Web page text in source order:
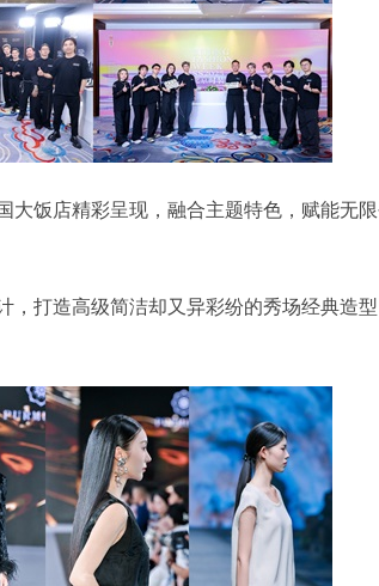
大饭店精彩呈现，融合主题特色，赋能无
，打造高级简洁却又异彩纷的秀场经典造